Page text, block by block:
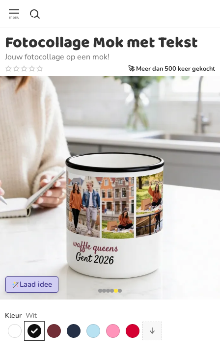
Fotocollage Mok met Tekst
Jouw fotocollage op een mok!
🚀 Meer dan 500 keer gekocht
Laad idee
Kleur Wit